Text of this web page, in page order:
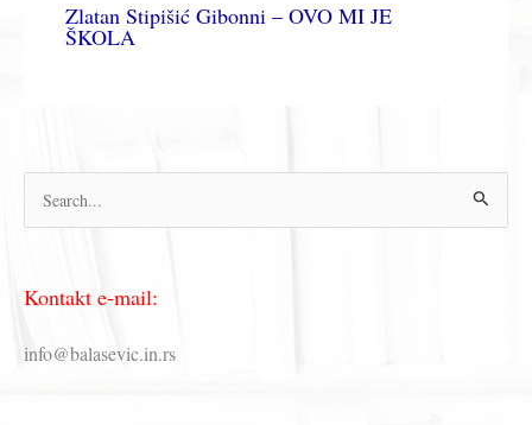
Zlatan Stipišić Gibonni – OVO MI JE
ŠKOLA
р
т
Kontakt e-mail:
info@balasevic.in.rs